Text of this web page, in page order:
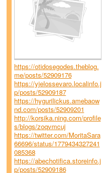
https://otidosegodes.theblog.
me/posts/52909176
https://yjelossevaro.localinfo.j
p/posts/52909187
https://hygurilickus.amebaow
nd.com/posts/52909201
http://korsika.ning.com/profile
s/blogs/zoqvmcuj
https://twitter.com/MoritaSara
66696/status/1779434327241
085368
https://abechotifica.storeinfo.j
p/posts/52909186